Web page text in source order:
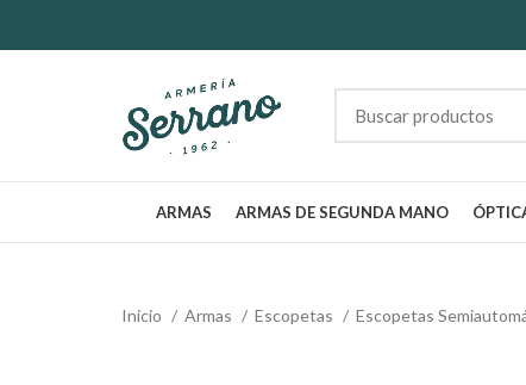
ARMAS ARMAS DE SEGUNDA MANO
Inicio Armas Escopetas Escopetas